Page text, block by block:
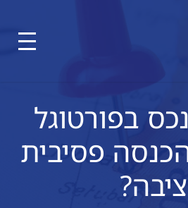
בפורטוגל
פסיבית